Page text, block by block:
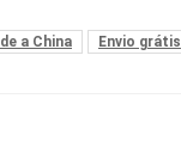
a China Envio grátis